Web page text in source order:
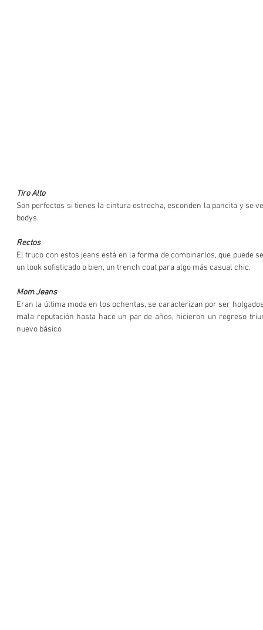
Tiro Alto
Son perfectos si tienes la cintura estrecha, esconden la pancita y se
bodys.
Rectos
El truco con estos jeans está en la forma de combinarlos, que puede
un look sofisticado o bien, un trench coat para algo más casual chic.
Mom Jeans
Eran la última moda en los ochentas, se caracterizan por ser
mala reputación hasta hace un par de años, hicieron un regreso
nuevo básico